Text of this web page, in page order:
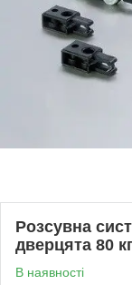
Розсувна
дверцята 80 кг
В наявності